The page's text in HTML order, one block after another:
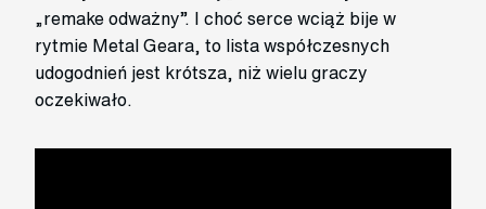
„remake odważny”. I choć serce wciąż bije w
rytmie Metal Geara, to lista współczesnych
udogodnień jest krótsza, niż wielu graczy
oczekiwało.